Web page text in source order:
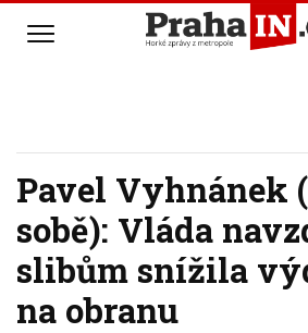
Pavel Vyhnánek
sobě): Vláda
slibům snížila
na obranu